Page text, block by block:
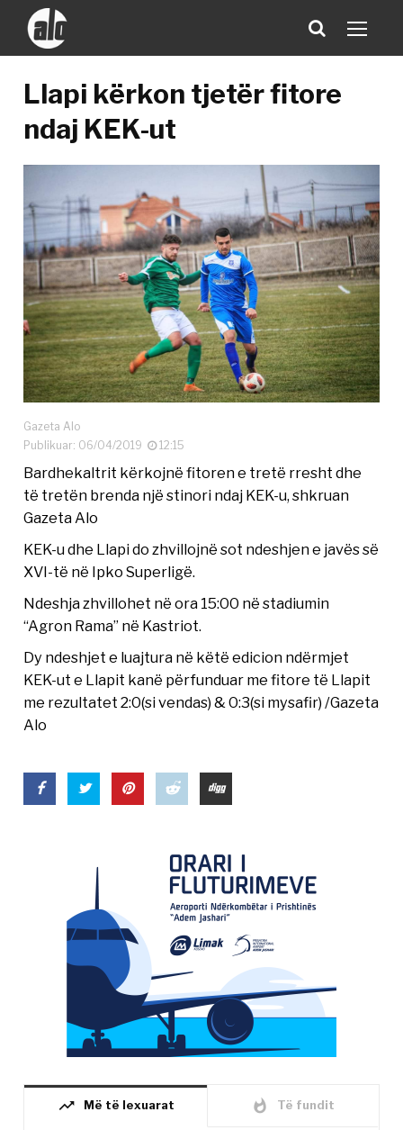
Llapi kërkon tjetër fitore
ndaj KEK-ut
Gazeta Alo
Publikuar: 06/04/2019
12:15
Bardhekaltrit kërkojnë fitoren e tretë rresht dhe
të tretën brenda një stinori ndaj KEK-u, shkruan
Gazeta Alo
KEK-u dhe Llapi do zhvillojnë sot ndeshjen e javës së
XVI-të në Ipko Superligë.
Ndeshja zhvillohet në ora 15:00 në stadiumin
“Agron Rama” në Kastriot.
Dy ndeshjet e luajtura në këtë edicion ndërmjet
KEK-ut e Llapit kanë përfunduar me fitore të Llapit
me rezultatet 2:0(si vendas) & 0:3(si mysafir) /Gazeta
Alo
trending_up Më të lexuarat whatshot Të fundit